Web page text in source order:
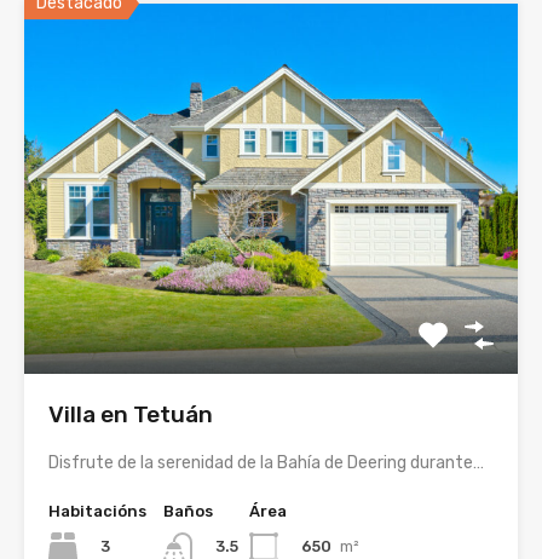
Villa en Tetuán
Disfrute de la serenidad de la Bahía de Deering durante…
Habitacións
3
Baños
3.5
Área
650 m²